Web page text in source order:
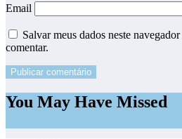
Email
Salvar meus dados neste
comentar.
You May Have Missed